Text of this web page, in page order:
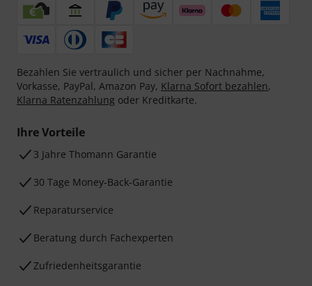
Bezahlen Sie vertraulich und sicher per Nachnahme,
Vorkasse, PayPal, Amazon Pay, Klarna Sofort bezahlen,
Klarna Ratenzahlung oder Kreditkarte.
Ihre Vorteile
3 Jahre Thomann Garantie
30 Tage Money-Back-Garantie
Reparaturservice
Beratung durch Fachexperten
Zufriedenheitsgarantie